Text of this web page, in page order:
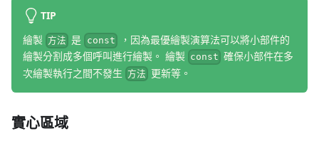
TIP
繪製 方法 是 const ，因為最優繪製演算法可以將小部件的
繪製分割成多個呼叫進行繪製。 繪製 const 確保小部件在多
次繪製執行之間不發生 方法 更新等。
實心區域